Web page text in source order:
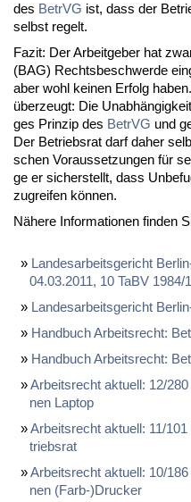
des Be­trVG ist, dass der
selbst re­gelt.
Fa­zit: Der Ar­beit­ge­ber hat
(BAG) Rechts­be­schwer­de
aber wohl kei­nen Er­folg
über­zeugt: Die
ges Prin­zip des Be­trVG und
Der Be­triebs­rat darf da­her
schen Vor­aus­set­zun­gen für
ge er si­cher­stellt, dass
zu­grei­fen kön­nen.
Nä­he­re In­for­ma­tio­nen fin­den
Lan­des­ar­beits­ge­richt
04.03.2011, 10 TaBV 1984/
Lan­des­ar­beits­ge­richt
Hand­buch Ar­beits­recht:
Hand­buch Ar­beits­recht:
Ar­beits­recht ak­tu­ell: 12/
nen Lap­top
Ar­beits­recht ak­tu­ell: 11/
triebs­rat
Ar­beits­recht ak­tu­ell: 10/
nen (Farb-)Dru­cker